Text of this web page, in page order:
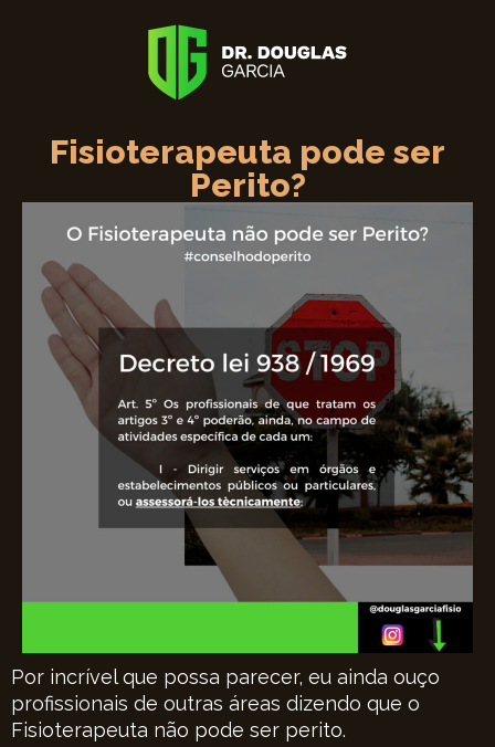
Fisioterapeuta pode ser
Perito?
Por incrível que possa parecer, eu ainda ouço
profissionais de outras áreas dizendo que o
Fisioterapeuta não pode ser perito.